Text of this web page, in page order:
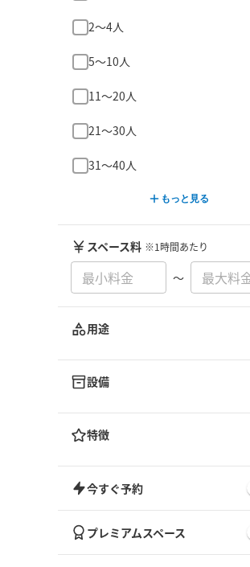
2〜4人
5〜10人
11〜20人
21〜30人
31〜40人
もっと見る
スペース料 ※1時間あたり
〜
用途
設備
特徴
今すぐ予約
プレミアムスペース